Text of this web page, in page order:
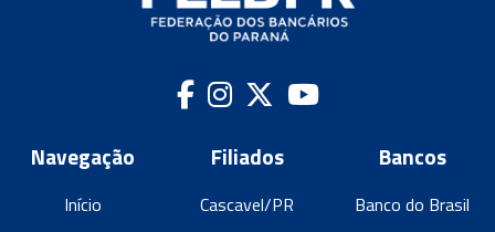
Navegação
Início
Filiados
Cascavel/PR
Bancos
Banco do Brasil